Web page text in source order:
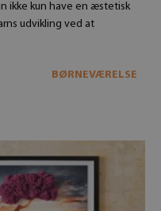
ikke kun have en æstetisk
udvikling ved at
BØRNEVÆRELSE